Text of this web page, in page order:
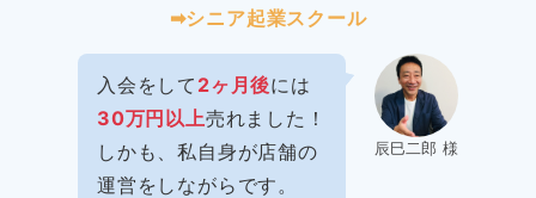
➡︎シニア起業スクール
辰巳二郎 様
入会をして 2ヶ月後には
30万円以上売れました！
しかも、私自身が店舗の
運営をしながらです。